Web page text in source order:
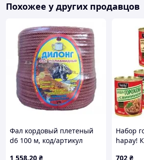
Похожее у других продавцов
Фал кордовый плетеный
d6 100 м, код/артикул
1 558.20 ₴
Набор
hapay!
702 ₴